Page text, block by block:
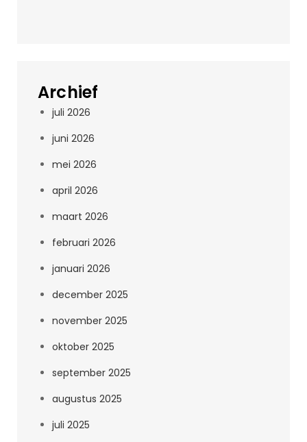
Archief
juli 2026
juni 2026
mei 2026
april 2026
maart 2026
februari 2026
januari 2026
december 2025
november 2025
oktober 2025
september 2025
augustus 2025
juli 2025